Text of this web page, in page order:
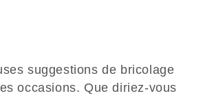
suggestions de bricolage
occasions. Que diriez-vous